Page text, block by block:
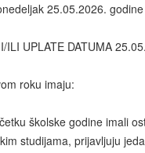
25.05.2026.
ILI UPLATE DATUMA
roku imaju:
školske godine imali
studijama, prijavljuju